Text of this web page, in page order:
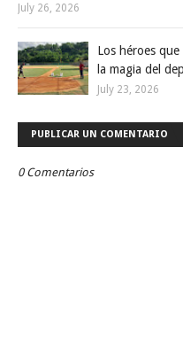
July 26, 2026
Los héroes
la magia del
July 23, 2026
PUBLICAR UN COMENTARIO
0 Comentarios